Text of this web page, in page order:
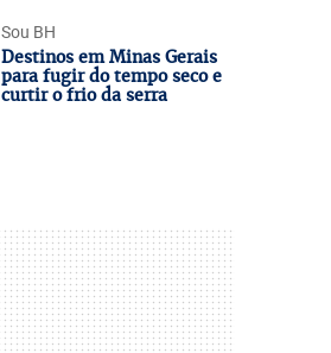
Sou BH
Destinos em Minas Gerais
para fugir do tempo seco e
curtir o frio da serra